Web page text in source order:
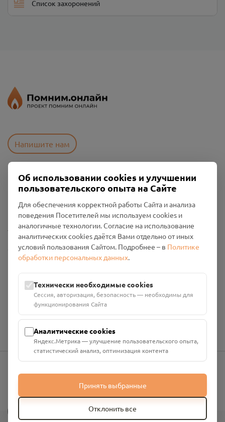
Список захоронений
Напишите нам
Пользовательское соглашение
Политика конфиденциальности
Промо-материалы
Настройки cookies
Общество с ограниченной ответственностью «Смоленский
Проект Помним»
ИНН: 6700029207 ОГРН: 1256700001986
Юридический адрес: 216790, Смоленская область, р-н
Руднянский, г. Рудня, улица Западная, д. 26А, пом. 18
Номер счёта: 40702810901130004287 в АО "АЛЬФА-БАНК"
Кор. счёт: 30101810200000000593
Об использовании cookies и улучшении
пользовательского опыта на Сайте
Для обеспечения корректной работы Сайта и анализа
поведения Посетителей мы используем cookies и
аналогичные технологии. Согласие на использование
аналитических cookies даётся Вами отдельно от иных
условий пользования Сайтом. Подробнее – в Политике
обработки персональных данных.
Технически необходимые cookies
Сессия, авторизация, безопасность — необходимы для
функционирования Сайта
Аналитические cookies
Яндекс.Метрика — улучшение пользовательского опыта,
статистический анализ, оптимизация контента
Принять выбранные
Отклонить все